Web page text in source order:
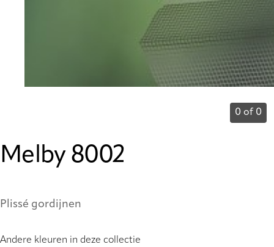
0 of 0
Melby 8002
Plissé gordijnen
Andere kleuren in deze collectie